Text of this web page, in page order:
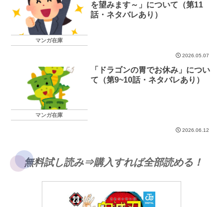
マンガ在庫
を望みます～」について（第11
話・ネタバレあり）
2026.05.07
マンガ在庫
「ドラゴンの胃でお休み」につい
て（第9~10話・ネタバレあり）
2026.06.12
無料試し読み⇒購入すれば全部読める！